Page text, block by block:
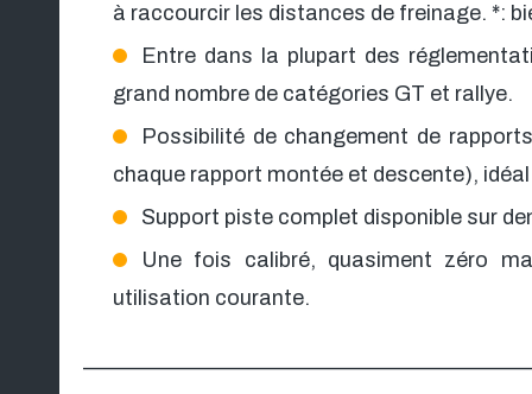
à raccourcir les distances de freinage. *:
Entre dans la plupart des
grand nombre de catégories GT et rallye.
Possibilité de changement de
chaque rapport montée et descente),
Support piste complet disponible sur
Une fois calibré, quasiment zéro
utilisation courante.